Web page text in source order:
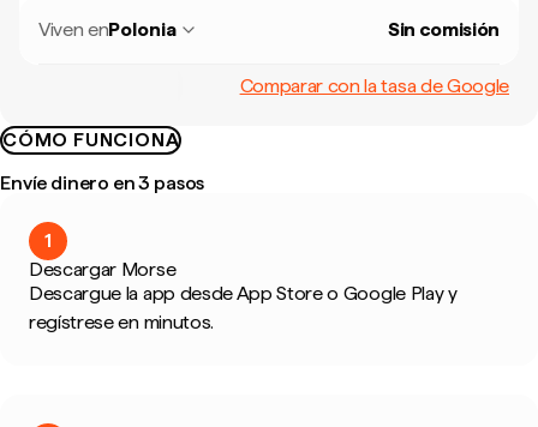
Viven enPolonia Sin comisión
Comparar con la tasa de Google
CÓMO FUNCIONA
Envíe dinero en 3 pasos
1
Descargar Morse
Descargue la app desde App Store o Google Play y
regístrese en minutos.